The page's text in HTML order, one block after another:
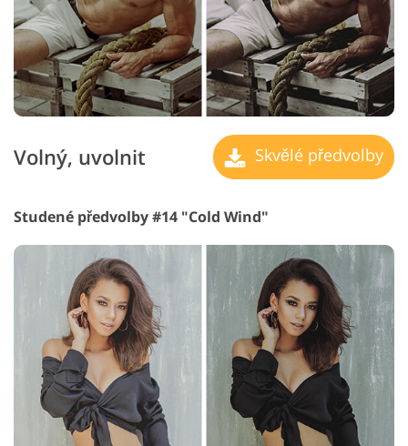
Volný, uvolnit Skvělé předvolby
Studené předvolby #14 "Cold Wind"